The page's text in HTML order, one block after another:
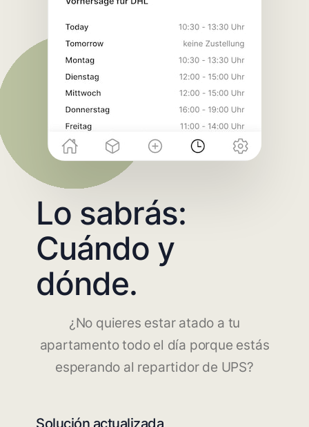
Lo sabrás:
Cuándo y
dónde.
¿No quieres estar atado a tu
apartamento todo el día porque estás
esperando al repartidor de UPS?
Solución actualizada